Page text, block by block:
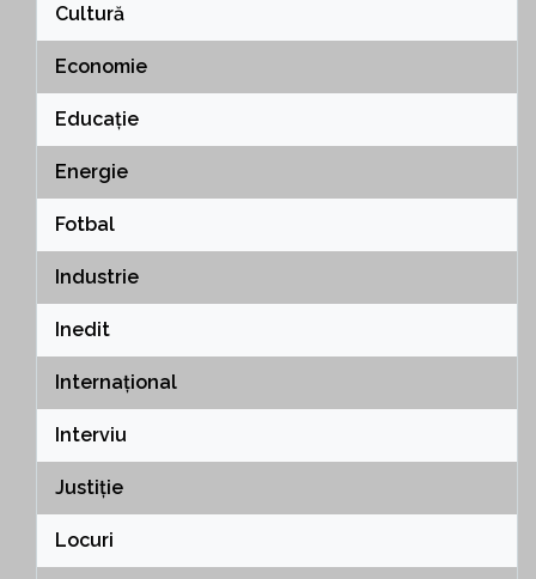
Cultură
Economie
Educație
Energie
Fotbal
Industrie
Inedit
Internațional
Interviu
Justiție
Locuri